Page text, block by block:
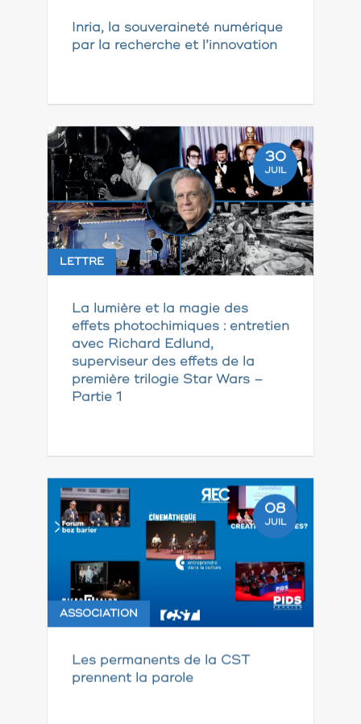
Inria, la souveraineté numérique
par la recherche et l’innovation
30
JUIL
LETTRE
La lumière et la magie des
effets photochimiques : entretien
avec Richard Edlund,
superviseur des effets de la
première trilogie Star Wars –
Partie 1
08
JUIL
ASSOCIATION
Les permanents de la CST
prennent la parole